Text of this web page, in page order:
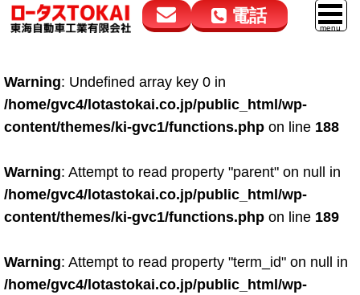
電話
050-5264-4432
9:00～18:00
050-5264-4433
9:00～18:00
車販売
スマイル車検
鈑金・塗装
点検・整備
ロードサービス
Warning: Undefined array key 0 in
/home/gvc4/lotastokai.co.jp/public_html/wp-
content/themes/ki-gvc1/functions.php on line 188
Warning: Attempt to read property "parent" on null in
/home/gvc4/lotastokai.co.jp/public_html/wp-
content/themes/ki-gvc1/functions.php on line 189
Warning: Attempt to read property "term_id" on null in
/home/gvc4/lotastokai.co.jp/public_html/wp-